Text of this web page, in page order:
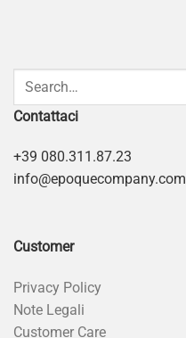
Contattaci
+39 080.311.87.23
info@epoquecompany.com
Customer
Privacy Policy
Note Legali
Customer Care